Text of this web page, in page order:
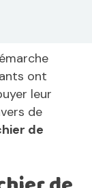
ont
leur
de
de